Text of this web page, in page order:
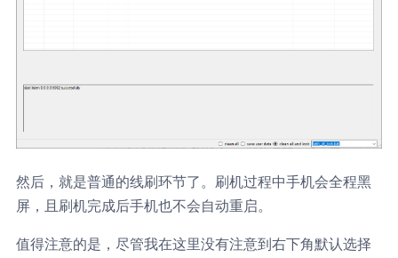
然后，就是普通的线刷环节了。刷机过程中手机会全程黑
屏，且刷机完成后手机也不会自动重启。
值得注意的是，尽管我在这里没有注意到右下角默认选择